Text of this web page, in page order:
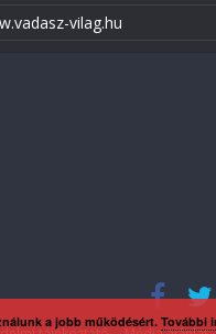
vilag.hu
a jobb működésért. További